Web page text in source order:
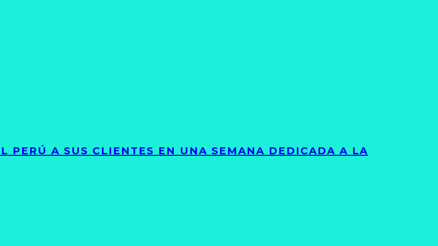
PERÚ A SUS CLIENTES EN UNA SEMANA DEDICADA A LA